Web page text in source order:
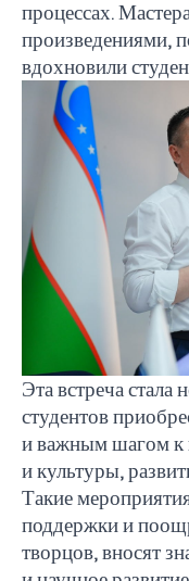
процессах.
произведениями,
вдохновили
Эта встреча стала
студентов
и важным шагом к
и культуры,
Такие
поддержки и
творцов, вносят